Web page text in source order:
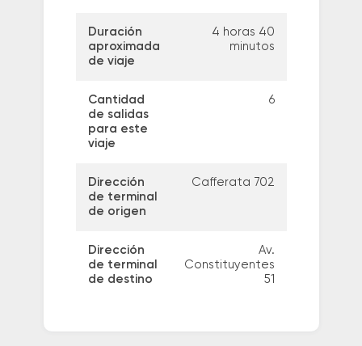
Duración
aproximada
de viaje
4 horas 40
minutos
Cantidad
de salidas
para este
viaje
6
Dirección
de terminal
de origen
Cafferata 702
Dirección
de terminal
de destino
Av.
Constituyentes
51